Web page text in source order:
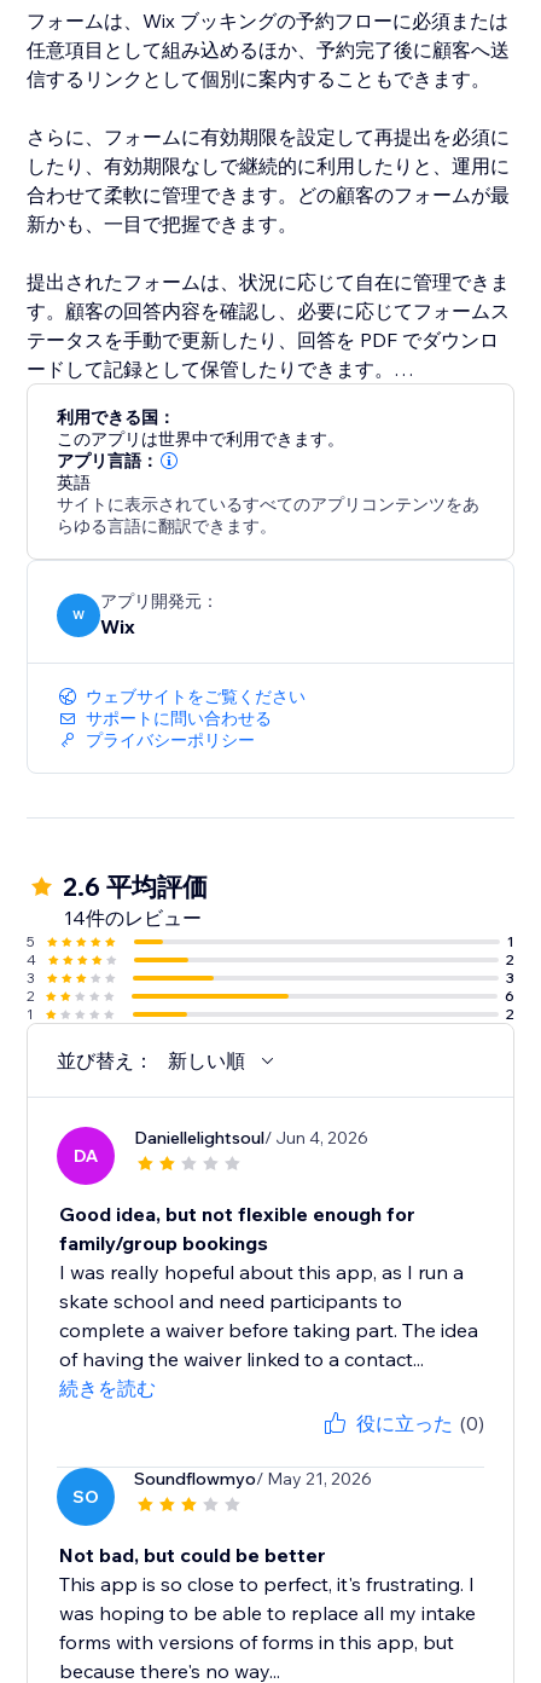
フォームは、Wix ブッキングの予約フローに必須または
任意項目として組み込めるほか、予約完了後に顧客へ送
信するリンクとして個別に案内することもできます。
さらに、フォームに有効期限を設定して再提出を必須に
したり、有効期限なしで継続的に利用したりと、運用に
合わせて柔軟に管理できます。どの顧客のフォームが最
新かも、一目で把握できます。
提出されたフォームは、状況に応じて自在に管理できま
す。顧客の回答内容を確認し、必要に応じてフォームス
テータスを手動で更新したり、回答を PDF でダウンロ
ードして記録として保管したりできます。
どの顧客がフォームを提出済みかを即座に確認でき、未
提出のフォームがあればアラートで把握可能。すべての
回答は、安全に保管されます。
利用できる国：
このアプリは世界中で利用できます。
アプリ言語：
英語
サイトに表示されているすべてのアプリコンテンツをあ
らゆる言語に翻訳できます。
W
アプリ開発元：
Wix
ウェブサイトをご覧ください
サポートに問い合わせる
プライバシーポリシー
2.6 平均評価
14件のレビュー
5
1
4
2
3
3
2
6
1
2
並び替え： 新しい順
DA
Daniellelightsoul/ Jun 4, 2026
Good idea, but not flexible enough for
family/group bookings
I was really hopeful about this app, as I run a
skate school and need participants to
complete a waiver before taking part. The idea
of having the waiver linked to a contact...
続きを読む
役に立った (0)
SO
Soundflowmyo/ May 21, 2026
Not bad, but could be better
This app is so close to perfect, it's frustrating. I
was hoping to be able to replace all my intake
forms with versions of forms in this app, but
because there's no way...